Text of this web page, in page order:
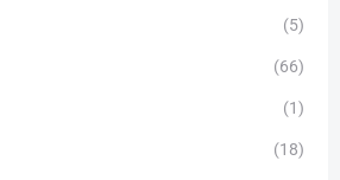
(5)
(66)
(1)
(18)